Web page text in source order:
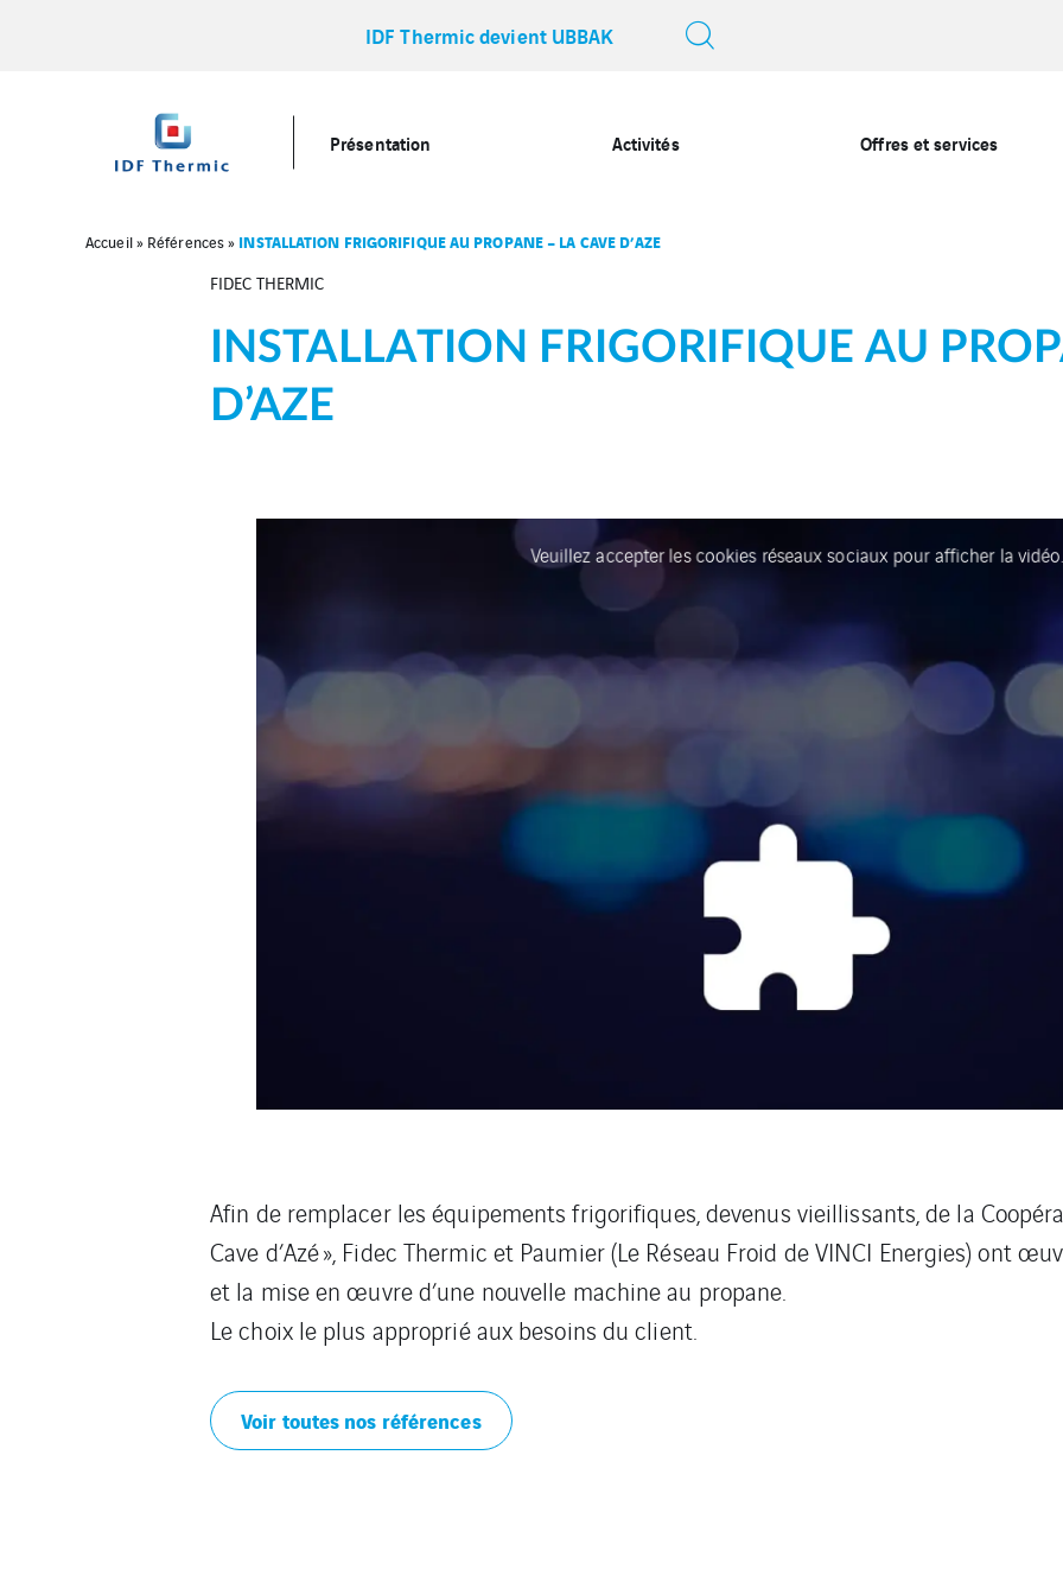
IDF Thermic devient UBBAK
Présentation Activités Offres et services
Accueil» Références» INSTALLATION FRIGORIFIQUE AU PROPANE – LA CAVE D’AZE
FIDEC THERMIC
INSTALLATION FRIGORIFIQUE AU
D’AZE
Veuillez accepter les cookies réseaux sociaux pour afficher la
Afin de remplacer les équipements frigorifiques, devenus vieillissants, de la
Cave d’Azé », Fidec Thermic et Paumier (Le Réseau Froid de VINCI Energies) ont
et la mise en œuvre d’une nouvelle machine au propane.
Le choix le plus approprié aux besoins du client.
Voir toutes nos références